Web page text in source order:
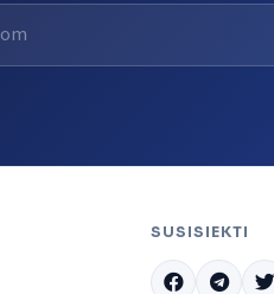
SUSISIEKTI